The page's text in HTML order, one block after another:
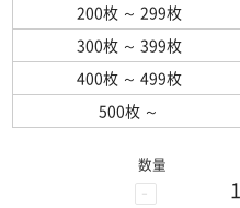
200枚 ～ 299枚
300枚 ～ 399枚
400枚 ～ 499枚
500枚 ～
-
数量